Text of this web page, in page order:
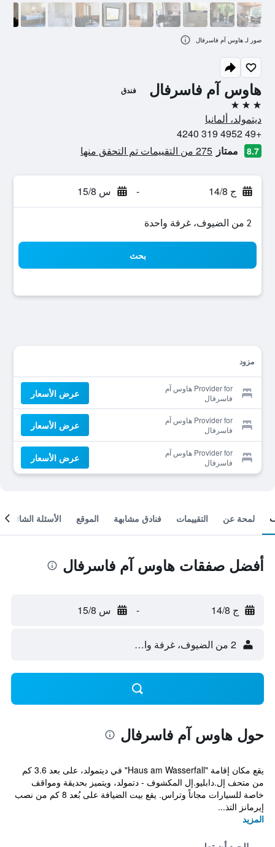
هاوس آم فاسرفال فندق
3 نجوم
ديتمولد، ألمانيا
+49 4952 319 4240
8.7 ممتاز 275 من التقييمات تم التحقق منها
ج 14/8 - س 15/8
2 من الضيوف، غرفة واحدة
بحث
مزود
Provider for هاوس آم
فاسرفال
عرض الأسعار
Provider for هاوس آم
فاسرفال
عرض الأسعار
Provider for هاوس آم
فاسرفال
عرض الأسعار
صور لـ هاوس آم فاسرفال
لمحة عن التقييمات فنادق مشابهة الموقع الأسئلة الشائعة
أفضل صفقات هاوس آم فاسرفال
ج 14/8 - س 15/8
2 من الضيوف، غرفة واحدة
حول هاوس آم فاسرفال
يقع مكان إقامة "Haus am Wasserfall" في ديتمولد، على بعد 3.6 كم
من متحف إل.دابليو.إل المكشوف - دتمولد، ويتميز بحديقة ومواقف
خاصة للسيارات مجاناً وتراس. يقع بيت الضيافة على بُعد 8 كم من نصب
إيرمانز التذ...
المزيد